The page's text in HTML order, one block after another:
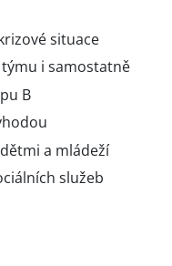
situace
i samostatně
B
a mládeží
služeb